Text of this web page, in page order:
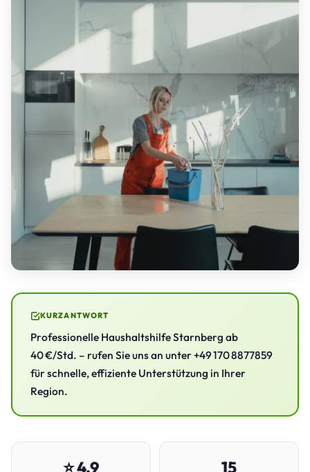
KURZANTWORT
Professionelle Haushaltshilfe Starnberg ab
40 €/Std. – rufen Sie uns an unter +49 170 8877859
für schnelle, effiziente Unterstützung in Ihrer
Region.
⭐ 4,9 15